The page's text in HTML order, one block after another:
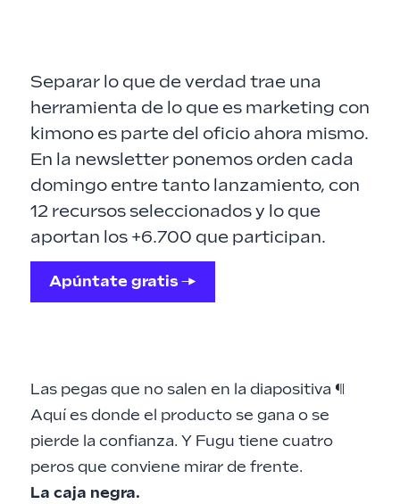
Separar lo que de verdad trae una
herramienta de lo que es marketing con
kimono es parte del oficio ahora mismo.
En la newsletter ponemos orden cada
domingo entre tanto lanzamiento, con
12 recursos seleccionados y lo que
aportan los +6.700 que participan.
Apúntate gratis →
Las pegas que no salen en la diapositiva ¶
Aquí es donde el producto se gana o se
pierde la confianza. Y Fugu tiene cuatro
peros que conviene mirar de frente.
La caja negra.